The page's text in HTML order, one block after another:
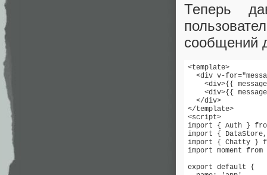
Теперь
сообщений
<template>
<div v-
<div>{{
<div>{{
  </div>
</template>
<script>
import { Auth }
import {
import { Chatty }
import moment from
export default {